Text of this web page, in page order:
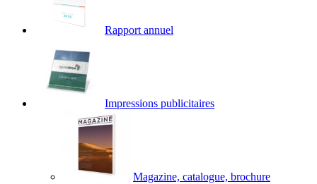
Rapport annuel
Impressions publicitaires
Magazine, catalogue, brochure